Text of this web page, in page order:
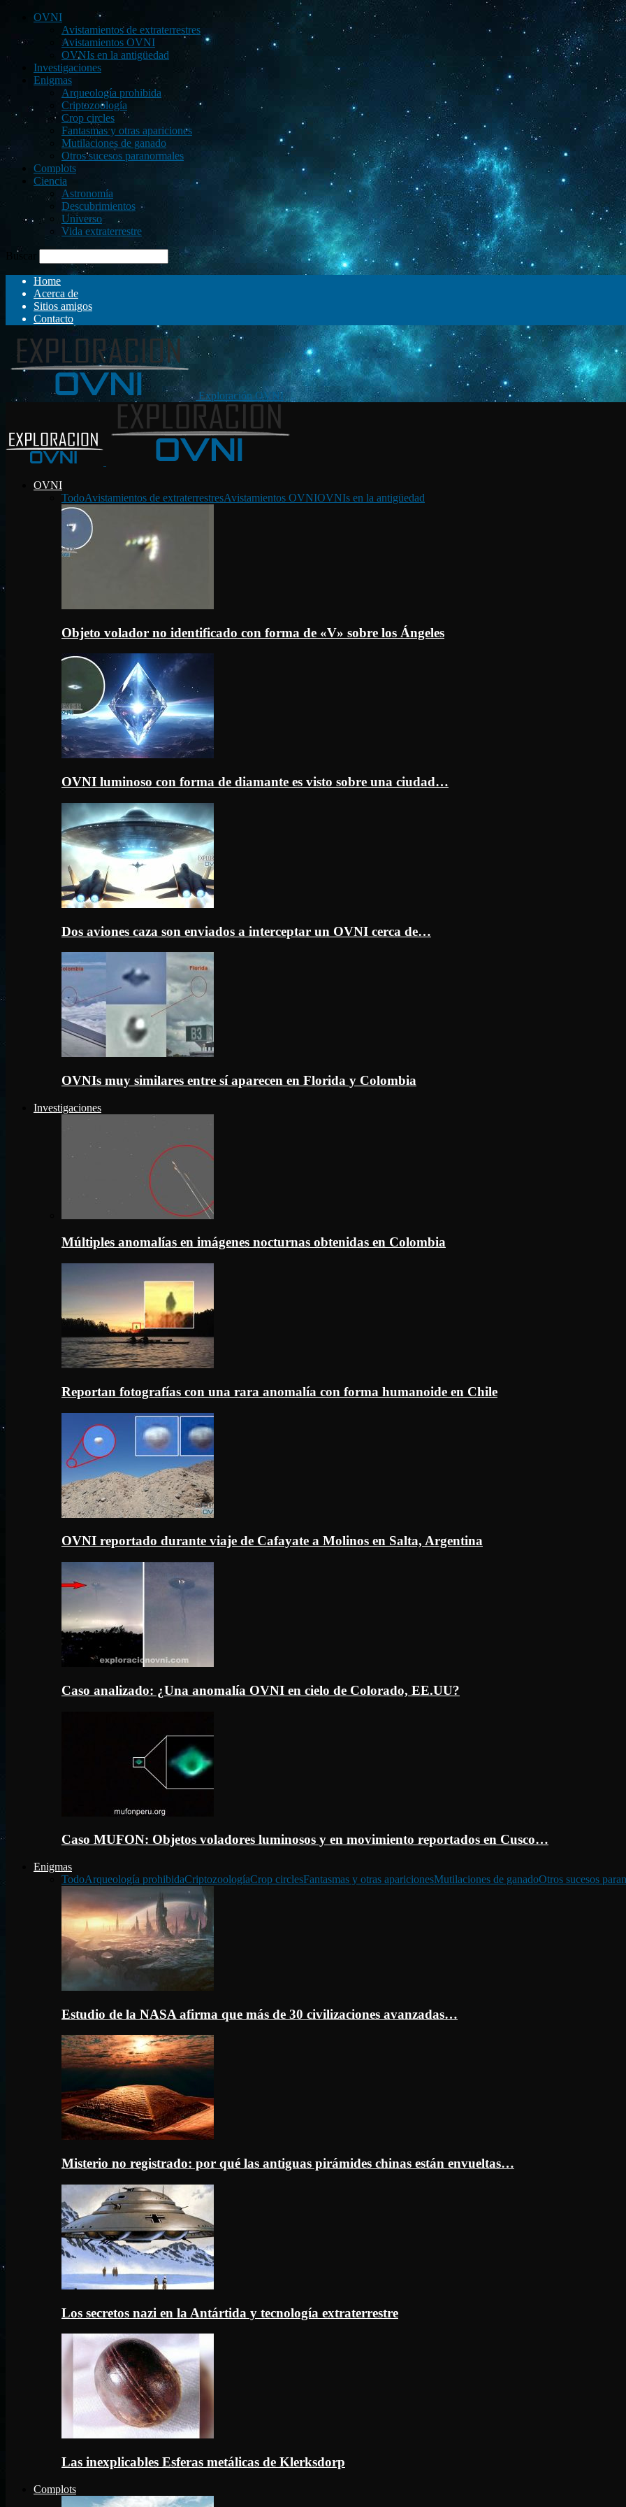
OVNI
Avistamientos de extraterrestres
Avistamientos OVNI
OVNIs en la antigüedad
Investigaciones
Enigmas
Arqueología prohibida
Criptozoología
Crop circles
Fantasmas y otras apariciones
Mutilaciones de ganado
Otros sucesos paranormales
Complots
Ciencia
Astronomía
Descubrimientos
Universo
Vida extraterrestre
Buscar
Home
Acerca de
Sitios amigos
Contacto
Exploración OVNI
OVNI
TodoAvistamientos de extraterrestresAvistamientos OVNIOVNIs en la antigüedad
Objeto volador no identificado con forma de «V» sobre los Ángeles
OVNI luminoso con forma de diamante es visto sobre una ciudad…
Dos aviones caza son enviados a interceptar un OVNI cerca de…
OVNIs muy similares entre sí aparecen en Florida y Colombia
Investigaciones
Múltiples anomalías en imágenes nocturnas obtenidas en Colombia
Reportan fotografías con una rara anomalía con forma humanoide en Chile
OVNI reportado durante viaje de Cafayate a Molinos en Salta, Argentina
Caso analizado: ¿Una anomalía OVNI en cielo de Colorado, EE.UU?
Caso MUFON: Objetos voladores luminosos y en movimiento reportados en Cusco…
Enigmas
TodoArqueología prohibidaCriptozoologíaCrop circlesFantasmas y otras aparicionesMutilaciones de ganadoOtros sucesos
Estudio de la NASA afirma que más de 30 civilizaciones avanzadas…
Misterio no registrado: por qué las antiguas pirámides chinas están envueltas…
Los secretos nazi en la Antártida y tecnología extraterrestre
Las inexplicables Esferas metálicas de Klerksdorp
Complots